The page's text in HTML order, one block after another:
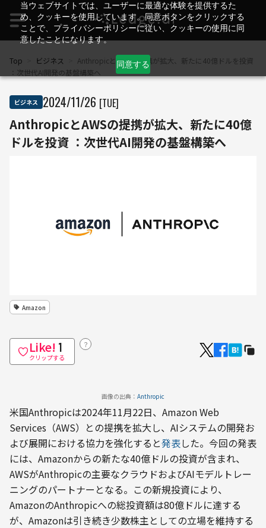
当ウェブサイトでは、ユーザーに最適な体験を提供するた
め、クッキーを使用しています。同意ボタンをクリックする
ことで、プライバシーポリシーに従い、クッキーの使用に同
意したことになります。
同意する
Top ビジネス
AnthropicとAWSの提携が拡大、新たに40億ドルを投資
：次世代AI開発の基盤構築へ
ビジネス 2024/11/26 [TUE]
AnthropicとAWSの提携が拡大、新たに40億
ドルを投資 ：次世代AI開発の基盤構築へ
Amazon
Like! 1
クリップする
？
画像の出典： Anthropic
米国Anthropicは2024年11月22日、Amazon Web
Services（AWS）との提携を拡大し、AIシステムの開発お
よび展開における協力を強化すると発表した。今回の発表
には、Amazonからの新たな40億ドルの投資が含まれ、
AWSがAnthropicの主要なクラウドおよびAIモデルトレー
ニングのパートナーとなる。この新規投資により、
AmazonのAnthropicへの総投資額は80億ドルに達する
が、Amazonは引き続き少数株主としての立場を維持する